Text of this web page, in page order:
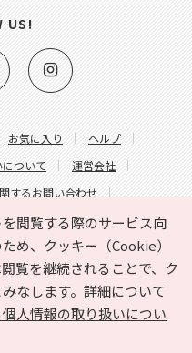
閲覧する際のサービス向
め、クッキー（Cookie）
覧を継続されることで、ク
なします。詳細について
人情報の取り扱いについ
お気に入り
ヘルプ
ついて
運営会社
するお問い合わせ
お問い合わせ
US!
All Rights Reserved.